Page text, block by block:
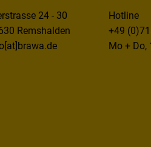
24 - 30
Remshalden
Hotline
+49
Mo + Do,